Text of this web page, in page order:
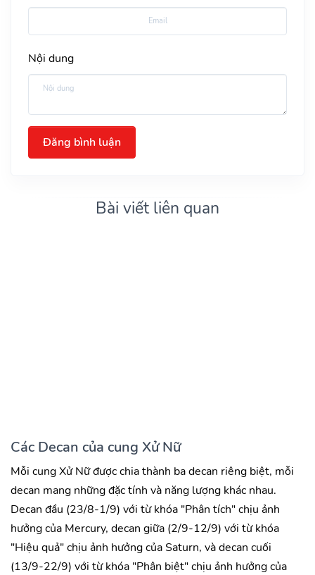
Nội dung
Đăng bình luận
Bài viết liên quan
Các Decan của cung Xử Nữ
Mỗi cung Xử Nữ được chia thành ba decan riêng biệt, mỗi
decan mang những đặc tính và năng lượng khác nhau.
Decan đầu (23/8-1/9) với từ khóa "Phân tích" chịu ảnh
hưởng của Mercury, decan giữa (2/9-12/9) với từ khóa
"Hiệu quả" chịu ảnh hưởng của Saturn, và decan cuối
(13/9-22/9) với từ khóa "Phân biệt" chịu ảnh hưởng của